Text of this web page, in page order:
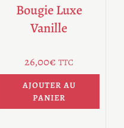
Bougie Luxe
Vanille
26,00€ TTC
AJOUTER AU
PANIER